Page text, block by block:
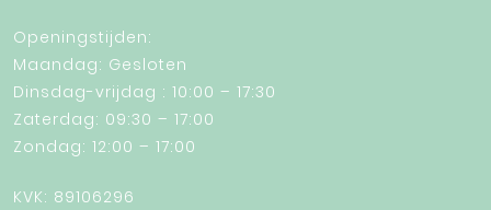
Openingstijden:
Maandag: Gesloten
Dinsdag-vrijdag : 10:00 – 17:30
Zaterdag: 09:30 – 17:00
Zondag: 12:00 – 17:00
KVK: 89106296